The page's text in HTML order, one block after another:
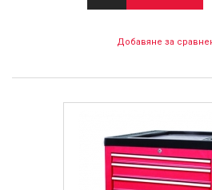
Добавяне за